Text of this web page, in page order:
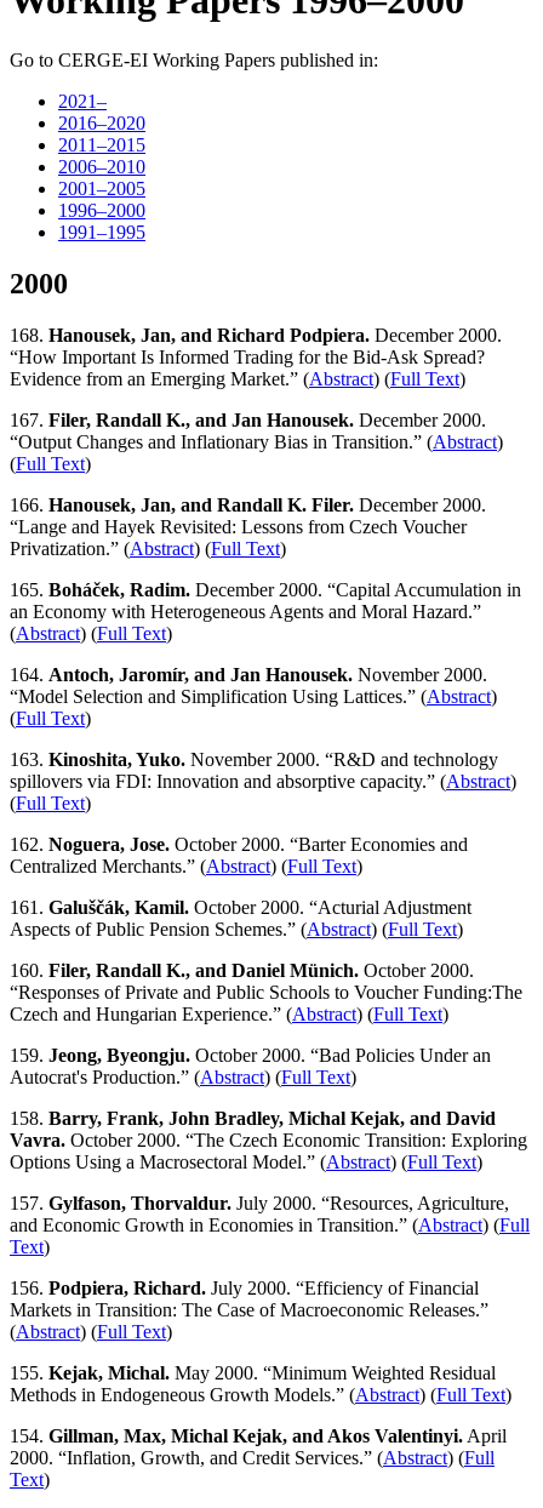
Go to CERGE-EI Working Papers published in:
2021–
2016–2020
2011–2015
2006–2010
2001–2005
1996–2000
1991–1995
2000
168. Hanousek, Jan, and Richard Podpiera. December 2000.
“How Important Is Informed Trading for the Bid-Ask Spread?
Evidence from an Emerging Market.” (Abstract) (Full Text)
167. Filer, Randall K., and Jan Hanousek. December 2000.
“Output Changes and Inflationary Bias in Transition.” (Abstract)
(Full Text)
166. Hanousek, Jan, and Randall K. Filer. December 2000.
“Lange and Hayek Revisited: Lessons from Czech Voucher
Privatization.” (Abstract) (Full Text)
165. Boháček, Radim. December 2000. “Capital Accumulation in
an Economy with Heterogeneous Agents and Moral Hazard.”
(Abstract) (Full Text)
164. Antoch, Jaromír, and Jan Hanousek. November 2000.
“Model Selection and Simplification Using Lattices.” (Abstract)
(Full Text)
163. Kinoshita, Yuko. November 2000. “R&D and technology
spillovers via FDI: Innovation and absorptive capacity.” (Abstract)
(Full Text)
162. Noguera, Jose. October 2000. “Barter Economies and
Centralized Merchants.” (Abstract) (Full Text)
161. Galuščák, Kamil. October 2000. “Acturial Adjustment
Aspects of Public Pension Schemes.” (Abstract) (Full Text)
160. Filer, Randall K., and Daniel Münich. October 2000.
“Responses of Private and Public Schools to Voucher Funding:The
Czech and Hungarian Experience.” (Abstract) (Full Text)
159. Jeong, Byeongju. October 2000. “Bad Policies Under an
Autocrat's Production.” (Abstract) (Full Text)
158. Barry, Frank, John Bradley, Michal Kejak, and David
Vavra. October 2000. “The Czech Economic Transition: Exploring
Options Using a Macrosectoral Model.” (Abstract) (Full Text)
157. Gylfason, Thorvaldur. July 2000. “Resources, Agriculture,
and Economic Growth in Economies in Transition.” (Abstract) (Full
Text)
156. Podpiera, Richard. July 2000. “Efficiency of Financial
Markets in Transition: The Case of Macroeconomic Releases.”
(Abstract) (Full Text)
155. Kejak, Michal. May 2000. “Minimum Weighted Residual
Methods in Endogeneous Growth Models.” (Abstract) (Full Text)
154. Gillman, Max, Michal Kejak, and Akos Valentinyi. April
2000. “Inflation, Growth, and Credit Services.” (Abstract) (Full
Text)